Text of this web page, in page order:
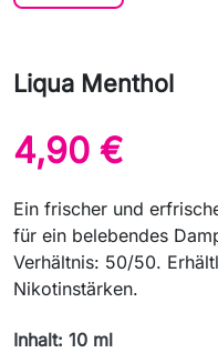
Liqua Menthol
4,90 €
Ein frischer und
für ein belebendes
Verhältnis: 50/50.
Nikotinstärken.
Inhalt: 10 ml